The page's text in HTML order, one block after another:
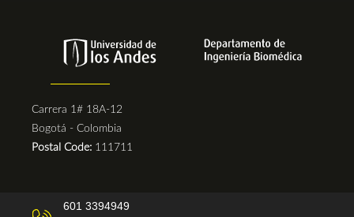
Carrera 1# 18A-12
Bogotá - Colombia
Postal Code: 111711
601 3394949